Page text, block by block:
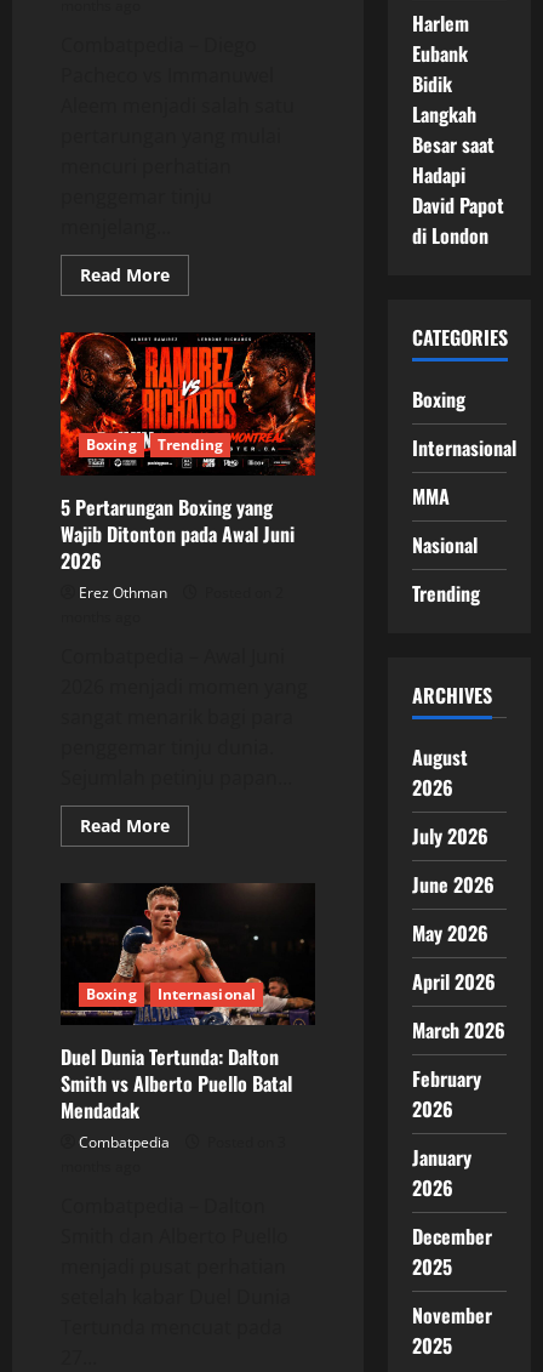
Read MoreRead
more
Pacheco
Kembali
Naik
Ring,
Hadapi
Immanuwel
Aleem
pada
Juli
Boxing Trending
5 Pertarungan Boxing yang
Wajib Ditonton pada Awal Juni
2026
Erez Othman
Read MoreRead
more
Pertarungan
Boxing
yang
Wajib
Ditonton
pada
Awal
Juni
2026
Boxing Internasional
Duel Dunia Tertunda: Dalton
Smith vs Alberto Puello Batal
Mendadak
Combatpedia
Harlem
Eubank
Bidik
Langkah
Besar saat
Hadapi
David Papot
di London
CATEGORIES
Boxing
Internasional
MMA
Nasional
Trending
ARCHIVES
August
2026
July 2026
June 2026
May 2026
April 2026
March 2026
February
2026
January
2026
December
2025
November
2025